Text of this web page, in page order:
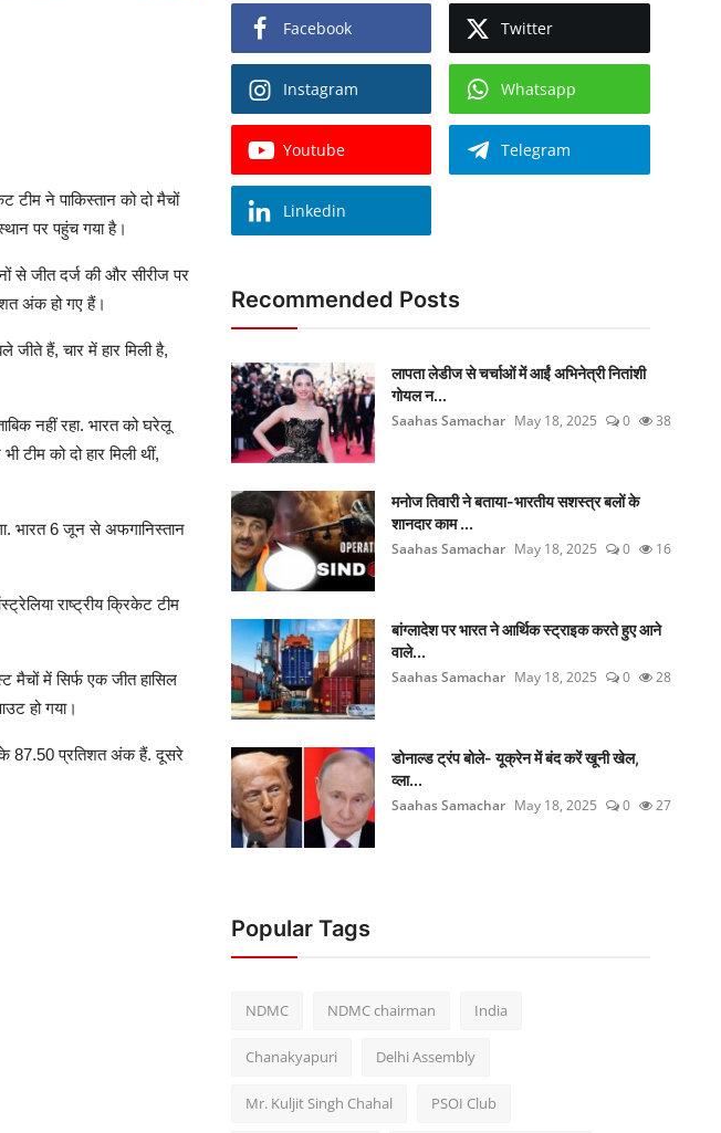
टीम ने पाकिस्तान को दो मैचों
पर पहुंच गया है।
से जीत दर्ज की और सीरीज पर
अंक हो गए हैं।
हैं, चार में हार मिली है,
नहीं रहा. भारत को घरेलू
टीम को दो हार मिली थीं,
भारत 6 जून से अफगानिस्तान
राष्ट्रीय क्रिकेट टीम
मैचों में सिर्फ एक जीत हासिल
हो गया।
87.50 प्रतिशत अंक हैं. दूसरे
Facebook Twitter
Instagram Whatsapp
Youtube Telegram
Linkedin
Recommended Posts
लापता लेडीज से चर्चाओं में आईं अभिनेत्री नितांशी
गोयल न...
Saahas Samachar May 18, 2025 0 38
मनोज तिवारी ने बताया-भारतीय सशस्त्र बलों के
शानदार काम ...
Saahas Samachar May 18, 2025 0 16
बांग्लादेश पर भारत ने आर्थिक स्ट्राइक करते हुए आने
वाले...
Saahas Samachar May 18, 2025 0 28
डोनाल्ड ट्रंप बोले- यूक्रेन में बंद करें खूनी खेल,
व्ला...
Saahas Samachar May 18, 2025 0 27
Popular Tags
NDMC NDMC chairman India
Chanakyapuri Delhi Assembly
Mr. Kuljit Singh Chahal PSOI Club